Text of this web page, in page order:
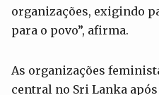
organizações, exigindo
para o povo”, afirma.
As organizações
central no Sri Lanka